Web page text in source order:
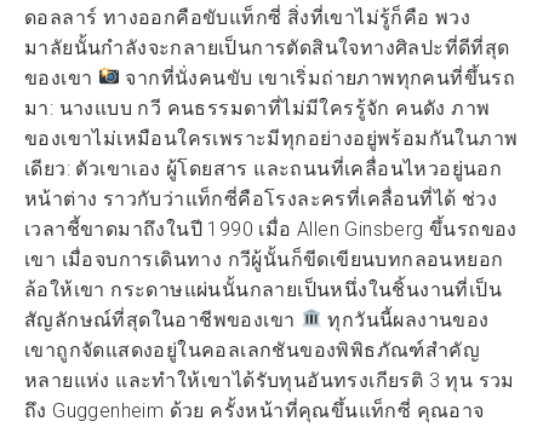
ดอลลาร์ ทางออกคือขับแท็กซี่ สิ่งที่เขาไม่รู้ก็คือ พวง
มาลัยนั้นกำลังจะกลายเป็นการตัดสินใจทางศิลปะที่ดีที่สุด
ของเขา
จากที่นั่งคนขับ เขาเริ่มถ่ายภาพทุกคนที่ขึ้นรถ
มา: นางแบบ กวี คนธรรมดาที่ไม่มีใครรู้จัก คนดัง ภาพ
ของเขาไม่เหมือนใครเพราะมีทุกอย่างอยู่พร้อมกันในภาพ
เดียว: ตัวเขาเอง ผู้โดยสาร และถนนที่เคลื่อนไหวอยู่นอก
หน้าต่าง ราวกับว่าแท็กซี่คือโรงละครที่เคลื่อนที่ได้ ช่วง
เวลาชี้ขาดมาถึงในปี 1990 เมื่อ Allen Ginsberg ขึ้นรถของ
เขา เมื่อจบการเดินทาง กวีผู้นั้นก็ขีดเขียนบทกลอนหยอก
ล้อให้เขา กระดาษแผ่นนั้นกลายเป็นหนึ่งในชิ้นงานที่เป็น
สัญลักษณ์ที่สุดในอาชีพของเขา
ทุกวันนี้ผลงานของ
เขาถูกจัดแสดงอยู่ในคอลเลกชันของพิพิธภัณฑ์สำคัญ
หลายแห่ง และทำให้เขาได้รับทุนอันทรงเกียรติ 3 ทุน รวม
ถึง Guggenheim ด้วย ครั้งหน้าที่คุณขึ้นแท็กซี่ คุณอาจ